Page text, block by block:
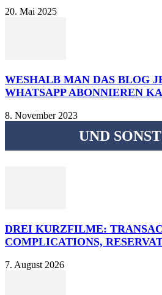
20. Mai 2025
WESHALB MAN DAS BLOG
WHATSAPP ABONNIEREN
8. November 2023
UND
DREI KURZFILME:
COMPLICATIONS,
7. August 2026